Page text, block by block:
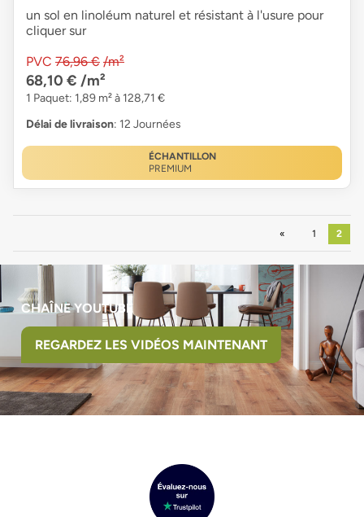
un sol en linoléum naturel et résistant à l'usure pour
cliquer sur
PVC 76,96 € /m²
68,10 € /m²
1 Paquet: 1,89 m² à 128,71 €
Délai de livraison: 12 Journées
ÉCHANTILLON
PREMIUM
Précédent
1 2
CHAÎNE YOUTUBE
REGARDEZ LES VIDÉOS MAINTENANT